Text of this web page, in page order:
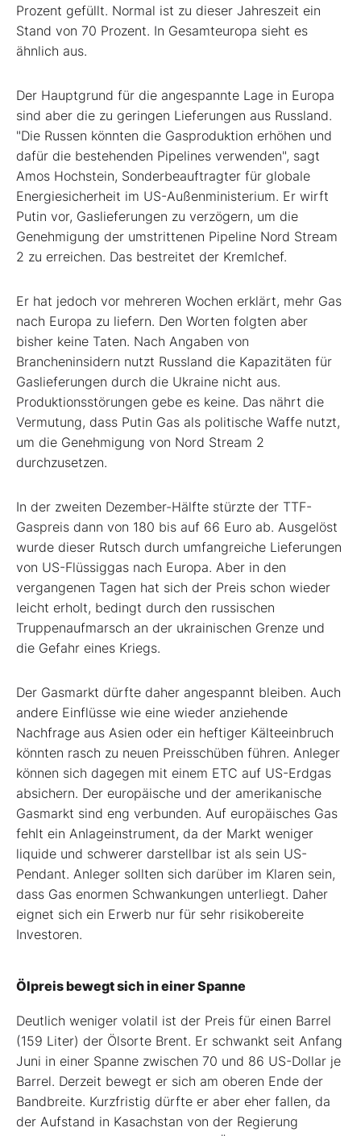
Prozent gefüllt. Normal ist zu dieser Jahreszeit ein
Stand von 70 Prozent. In Gesamteuropa sieht es
ähnlich aus.
Der Hauptgrund für die angespannte Lage in Europa
sind aber die zu geringen Lieferungen aus Russland.
"Die Russen könnten die Gasproduktion erhöhen und
dafür die bestehenden Pipelines verwenden", sagt
Amos Hochstein, Sonderbeauftragter für globale
Energiesicherheit im US-Außenministerium. Er wirft
Putin vor, Gaslieferungen zu verzögern, um die
Genehmigung der umstrittenen Pipeline Nord Stream
2 zu erreichen. Das bestreitet der Kremlchef.
Er hat jedoch vor mehreren Wochen erklärt, mehr Gas
nach Europa zu liefern. Den Worten folgten aber
bisher keine Taten. Nach Angaben von
Brancheninsidern nutzt Russland die Kapazitäten für
Gaslieferungen durch die Ukraine nicht aus.
Produktionsstörungen gebe es keine. Das nährt die
Vermutung, dass Putin Gas als politische Waffe nutzt,
um die Genehmigung von Nord Stream 2
durchzusetzen.
In der zweiten Dezember-Hälfte stürzte der TTF-
Gaspreis dann von 180 bis auf 66 Euro ab. Ausgelöst
wurde dieser Rutsch durch umfangreiche Lieferungen
von US-Flüssiggas nach Europa. Aber in den
vergangenen Tagen hat sich der Preis schon wieder
leicht erholt, bedingt durch den russischen
Truppenaufmarsch an der ukrainischen Grenze und
die Gefahr eines Kriegs.
Der Gasmarkt dürfte daher angespannt bleiben. Auch
andere Einflüsse wie eine wieder anziehende
Nachfrage aus Asien oder ein heftiger Kälteeinbruch
könnten rasch zu neuen Preisschüben führen. Anleger
können sich dagegen mit einem ETC auf US-Erdgas
absichern. Der europäische und der amerikanische
Gasmarkt sind eng verbunden. Auf europäisches Gas
fehlt ein Anlageinstrument, da der Markt weniger
liquide und schwerer darstellbar ist als sein US-
Pendant. Anleger sollten sich darüber im Klaren sein,
dass Gas enormen Schwankungen unterliegt. Daher
eignet sich ein Erwerb nur für sehr risikobereite
Investoren.
Ölpreis bewegt sich in einer Spanne
Deutlich weniger volatil ist der Preis für einen Barrel
(159 Liter) der Ölsorte Brent. Er schwankt seit Anfang
Juni in einer Spanne zwischen 70 und 86 US-Dollar je
Barrel. Derzeit bewegt er sich am oberen Ende der
Bandbreite. Kurzfristig dürfte er aber eher fallen, da
der Aufstand in Kasachstan von der Regierung